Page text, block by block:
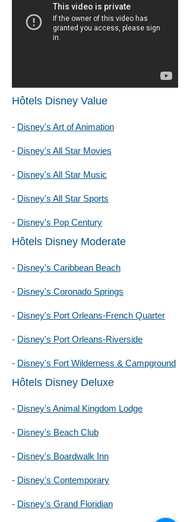
Hôtels Disney Value
- Disney's Art of Animation
- Disney's All Star Movies
- Disney's All Star Music
- Disney's All Star Sports
- Disney's Pop Century
Hôtels Disney Moderate
- Disney's Caribbean Beach
- Disney's Coronado Springs
- Disney's Port Orleans-French Quarter
- Disney's Port Orleans-Riverside
- Disney's Fort Wilderness & Campground
Hôtels Disney Deluxe
- Disney's Animal Kingdom Lodge
- Disney's Beach Club
- Disney's Boardwalk Inn
- Disney's Contemporary
- Disney's Grand Floridian